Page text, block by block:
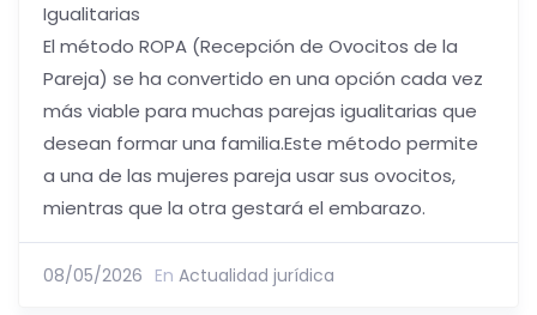
Igualitarias
El método ROPA (Recepción de Ovocitos de la
Pareja) se ha convertido en una opción cada vez
más viable para muchas parejas igualitarias que
desean formar una familia.Este método permite
a una de las mujeres pareja usar sus ovocitos,
mientras que la otra gestará el embarazo.
08/05/2026 En Actualidad jurídica